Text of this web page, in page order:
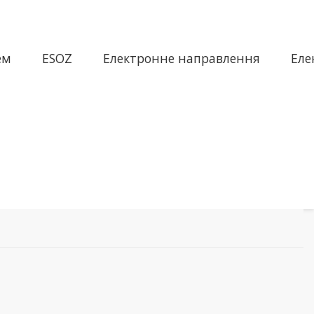
ESOZ Електронне направлення